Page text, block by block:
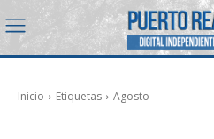
Inicio Etiquetas Agosto